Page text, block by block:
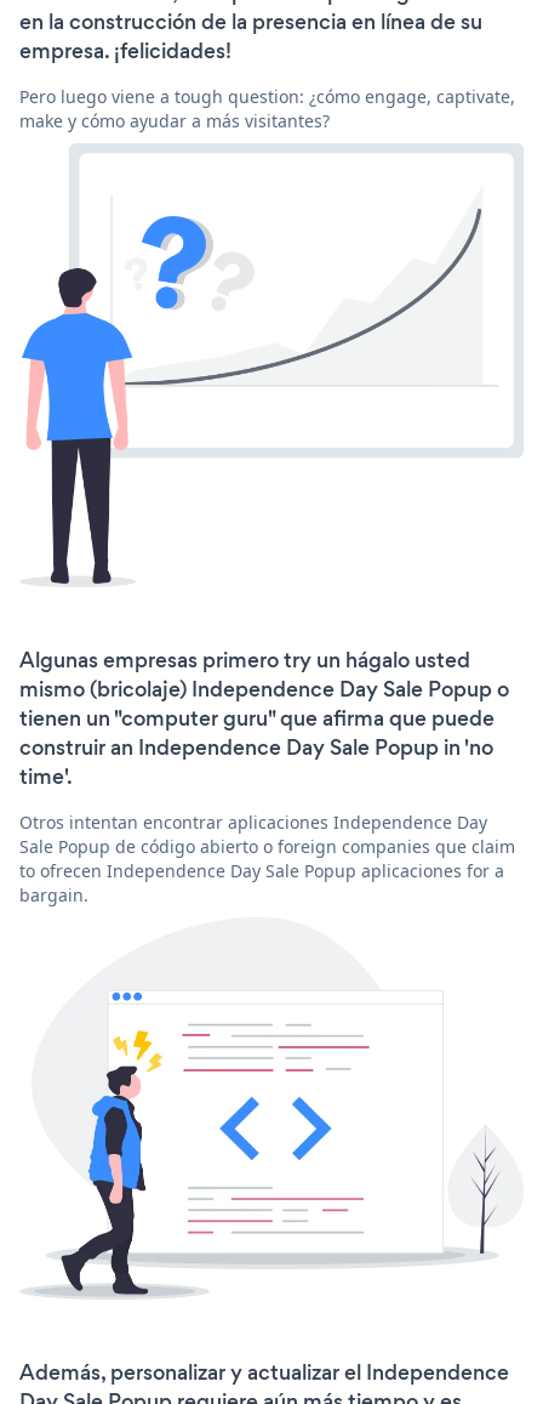
en la construcción de la presencia en línea de su
empresa. ¡felicidades!
Pero luego viene a tough question: ¿cómo engage, captivate,
make y cómo ayudar a más visitantes?
Algunas empresas primero try un hágalo usted
mismo (bricolaje) Independence Day Sale Popup o
tienen un "computer guru" que afirma que puede
construir an Independence Day Sale Popup in 'no
time'.
Otros intentan encontrar aplicaciones Independence Day
Sale Popup de código abierto o foreign companies que claim
to ofrecen Independence Day Sale Popup aplicaciones for a
bargain.
Además, personalizar y actualizar el Independence